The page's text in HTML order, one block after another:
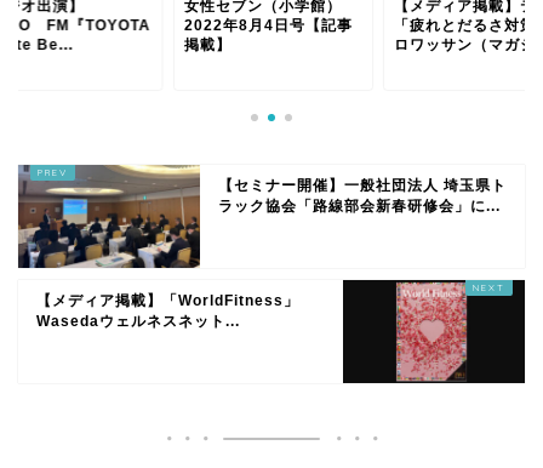
オ出演】
FM『TOYOTA
Be...
女性セブン（小学館）
2022年8月4日号【記事
掲載】
【メディア掲載】テ
「疲れとだるさ対策
ロワッサン（マガジ
【セミナー開催】一般社団法人 埼玉県ト
ラック協会「路線部会新春研修会」に...
【メディア掲載】「WorldFitness」
Wasedaウェルネスネット...